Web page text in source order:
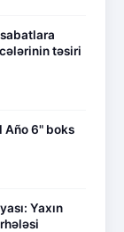
təsiri
Año 6" boks
Yaxın